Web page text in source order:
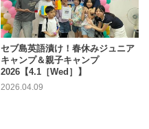
セブ島英語漬け！春休みジュニア
キャンプ＆親子キャンプ
2026【4.1［Wed］】
2026.04.09